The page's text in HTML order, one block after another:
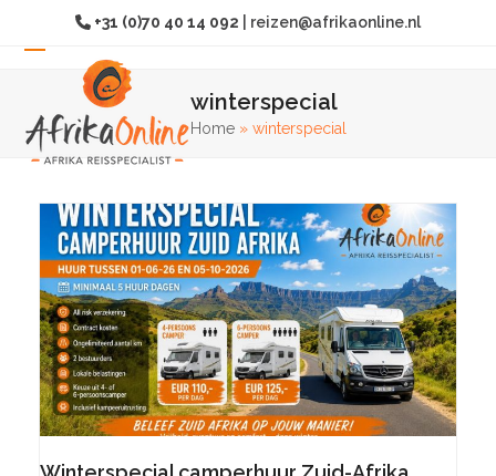
Overslaan
hoofdinhoud
+31 (0)70 40 14 092 reizen@afrikaonline.nl
Open
mobiel
menu
mobiel
menu
winterspecial
Home »winterspecial